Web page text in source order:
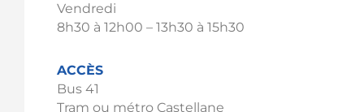
Vendredi
8h30 à 12h00 – 13h30 à 15h30
ACCÈS
Bus 41
Tram ou métro Castellane